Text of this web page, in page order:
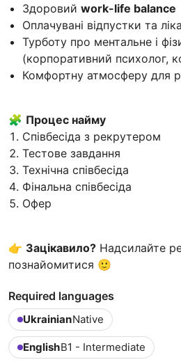
Здоровий work-life balance
Оплачувані відпустки та
Турботу про ментальне і
(корпоративний психолог,
Комфортну атмосферу для
🧩 Процес найму
Співбесіда з рекрутером
Тестове завдання
Технічна співбесіда
Фінальна співбесіда
Офер
👉 Зацікавило? Надсилайте
познайомитися 🙂
Required languages
UkrainianNative
EnglishB1 - Intermediate